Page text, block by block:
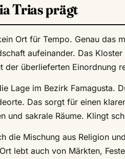
Trias prägt
Ort für Tempo. Genau das
aufeinander. Das
der überlieferten Einordnung
Lage im Bezirk Famagusta.
Das sorgt für einen
und sakrale Räume. Klingt
die Mischung aus Religion
lebt auch von Märkten,